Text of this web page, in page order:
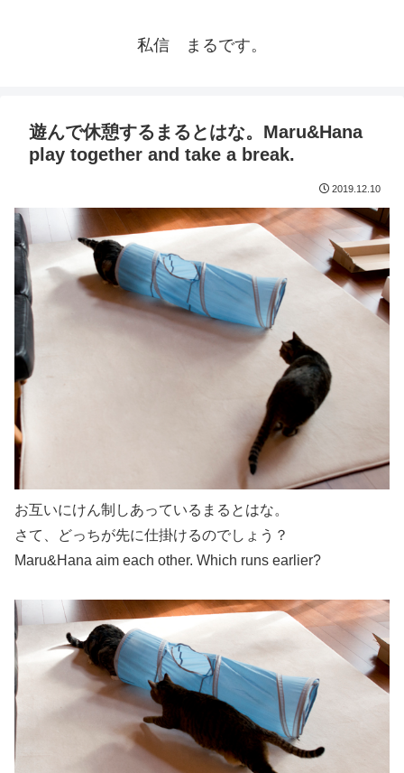
私信 まるです。
遊んで休憩するまるとはな。Maru&Hana
play together and take a break.
2019.12.10
お互いにけん制しあっているまるとはな。
さて、どっちが先に仕掛けるのでしょう？
Maru&Hana aim each other. Which runs earlier?